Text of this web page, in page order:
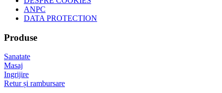
ANPC
DATA PROTECTION
Produse
Sanatate
Masaj
Ingrijire
Retur și rambursare